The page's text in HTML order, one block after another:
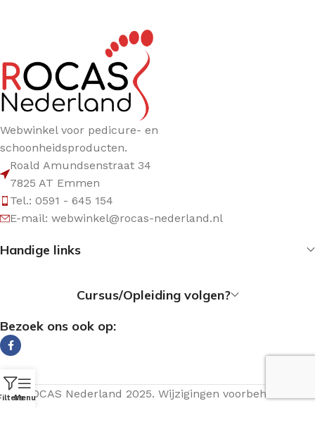
Webwinkel voor pedicure- en
schoonheidsproducten.
Roald Amundsenstraat 34
7825 AT Emmen
Tel.: 0591 - 645 154
E-mail: webwinkel@rocas-nederland.nl
Handige links
Cursus/Opleiding volgen?
Bezoek ons ook op:
© ROCAS Nederland 2025. Wijzigingen voorbehouden.
Menu